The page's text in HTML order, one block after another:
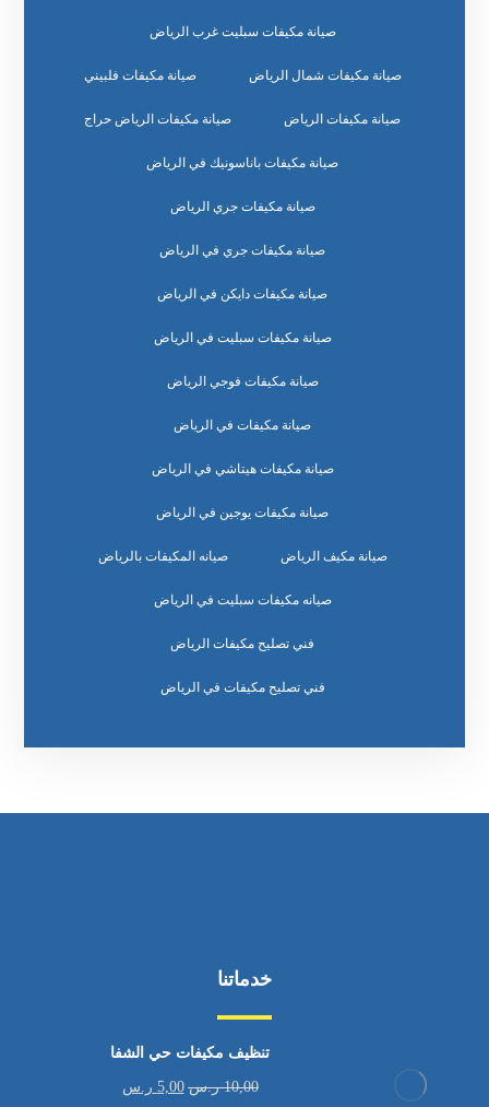
صيانة مكيفات سبليت غرب الرياض
صيانة مكيفات شمال الرياض صيانة مكيفات فلبيني
صيانة مكيفات الرياض صيانة مكيفات الرياض حراج
صيانة مكيفات باناسونيك في الرياض
صيانة مكيفات جري الرياض
صيانة مكيفات جري في الرياض
صيانة مكيفات دايكن في الرياض
صيانة مكيفات سبليت في الرياض
صيانة مكيفات فوجي الرياض
صيانة مكيفات في الرياض
صيانة مكيفات هيتاشي في الرياض
صيانة مكيفات يوجين في الرياض
صيانة مكيف الرياض صيانه المكيفات بالرياض
صيانه مكيفات سبليت في الرياض
فني تصليح مكيفات الرياض
فني تصليح مكيفات في الرياض
خدماتنا
تنظيف مكيفات حي الشفا
10,00 ر.س 5,00 ر.س